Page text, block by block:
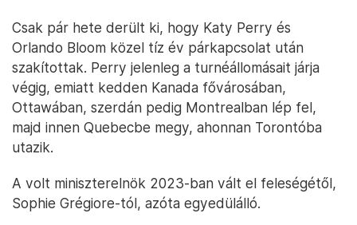
Csak pár hete derült ki, hogy Katy Perry és
Orlando Bloom közel tíz év párkapcsolat után
szakítottak. Perry jelenleg a turnéállomásait járja
végig, emiatt kedden Kanada fővárosában,
Ottawában, szerdán pedig Montrealban lép fel,
majd innen Quebecbe megy, ahonnan Torontóba
utazik.
A volt miniszterelnök 2023-ban vált el feleségétől,
Sophie Grégiore-tól, azóta egyedülálló.